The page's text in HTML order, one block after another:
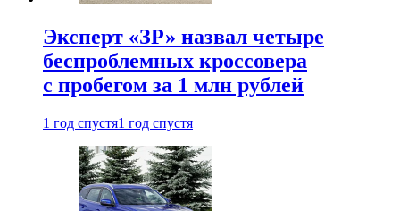
Эксперт «ЗР» назвал четыре
беспроблемных кроссовера
с пробегом за 1 млн рублей
1 год спустя1 год спустя